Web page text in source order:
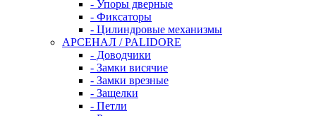
- Упоры дверные
- Фиксаторы
- Цилиндровые механизмы
АРСЕНАЛ / PALIDORE
- Доводчики
- Замки висячие
- Замки врезные
- Защелки
- Петли